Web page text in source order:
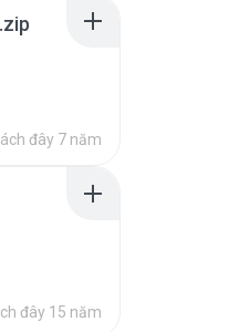
đây 7 năm
đây 15 năm